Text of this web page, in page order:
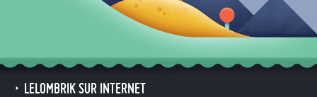
LELOMBRIK SUR INTERNET